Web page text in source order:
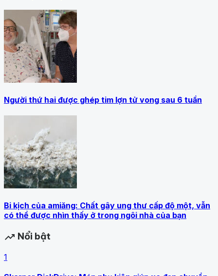
Người thứ hai được ghép tim lợn tử vong sau 6 tuần
Bi kịch của amiăng: Chất gây ung thư cấp độ một, vẫn
có thể được nhìn thấy ở trong ngôi nhà của bạn
trending_up Nổi bật
1